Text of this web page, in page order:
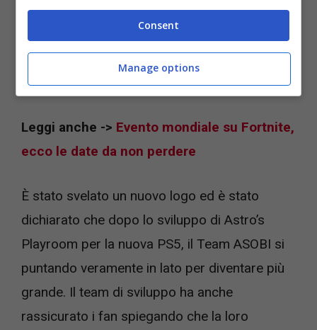
evoluzione.
Leggi anche ->
funzione commovente per gli utenti
Leggi anche -> Evento mondiale su Fortnite,
ecco le date da non perdere
È stato svelato un nuovo logo ed è stato
dichiarato che dopo lo sviluppo di Astro’s
Playroom per la nuova PS5, il Team ASOBI si
puntando veramente in lato per diventare più
grande. Il team di sviluppo ha anche
rassicurato i fan spiegando che la loro
Consent
Manage options